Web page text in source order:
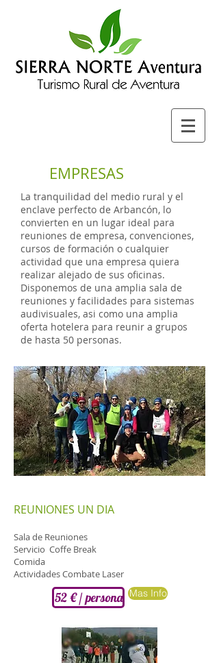
REUNIONES UN DIA
Sala de Reuniones
Servicio Coffe Break
Comida
Actividades Combate Laser
52 € / persona Mas Info
EMPRESAS
La tranquilidad del medio rural y el
enclave perfecto de Arbancón, lo
convierten en un lugar ideal para
reuniones de empresa, convenciones,
cursos de formación o cualquier
actividad que una empresa quiera
realizar alejado de sus oficinas.
Disponemos de una amplia sala de
reuniones y facilidades para sistemas
audivisuales, asi como una amplia
oferta hotelera para reunir a grupos
de hasta 50 personas.